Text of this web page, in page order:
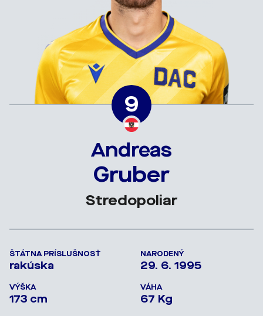
9
Andreas
Gruber
Stredopoliar
ŠTÁTNA PRÍSLUŠNOSŤ
rakúska
NARODENÝ
29. 6. 1995
VÝŠKA
173 cm
VÁHA
67 Kg